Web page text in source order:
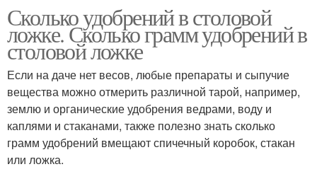
Сколько удобрений в столовой
ложке. Сколько грамм удобрений в
столовой ложке
Если на даче нет весов, любые препараты и сыпучие
вещества можно отмерить различной тарой, например,
землю и органические удобрения ведрами, воду и
каплями и стаканами, также полезно знать сколько
грамм удобрений вмещают спичечный коробок, стакан
или ложка.